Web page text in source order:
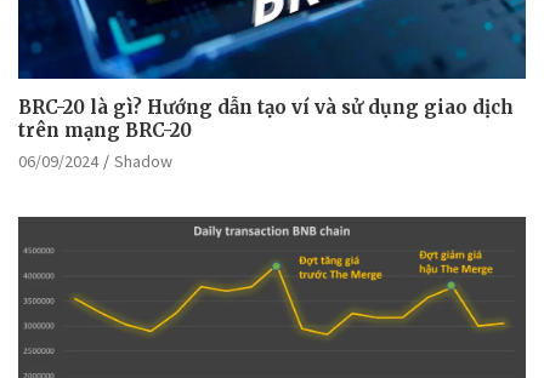
BRC-20 là gì? Hướng dẫn tạo ví và sử dụng giao dịch
trên mạng BRC-20
06/09/2024 Shadow